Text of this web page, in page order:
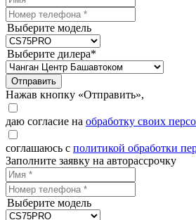
Выберите модель
Выберите дилера*
Отправить
Нажав кнопку «Отправить»,
даю согласие на обработку своих
соглашаюсь с политикой обработки
Заполните заявку на авторассрочку
Выберите модель